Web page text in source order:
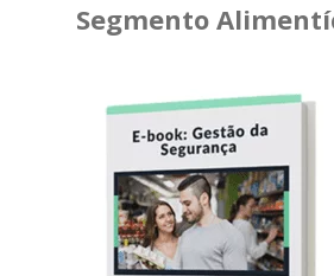
Segmento